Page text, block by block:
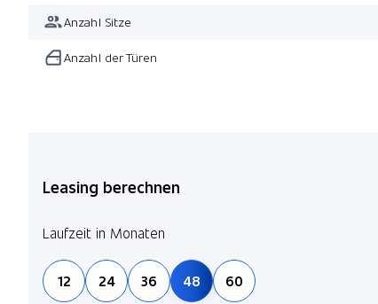
Anzahl Sitze
Anzahl der Türen
Leasing berechnen
Laufzeit in Monaten
12 24 36 48
60